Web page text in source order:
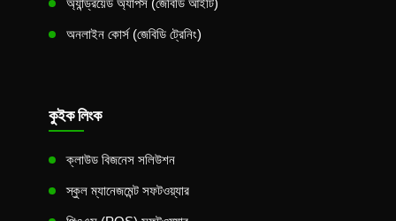
অ্যান্ড্রয়েড অ্যাপস (জেবিডি আইটি)
অনলাইন কোর্স (জেবিডি ট্রেনিং)
কুইক লিংক
ক্লাউড বিজনেস সলিউশন
স্কুল ম্যানেজমেন্ট সফটওয়্যার